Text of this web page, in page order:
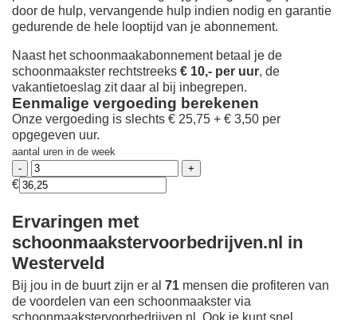
door de hulp, vervangende hulp indien nodig en garantie
gedurende de hele looptijd van je abonnement.
Naast het schoonmaakabonnement betaal je de
schoonmaakster rechtstreeks € 10,- per uur, de
vakantietoeslag zit daar al bij inbegrepen.
Eenmalige vergoeding berekenen
Onze vergoeding is slechts € 25,75 + € 3,50 per
opgegeven uur.
aantal uren in de week
€
Ervaringen met
schoonmaakstervoorbedrijven.nl in
Westerveld
Bij jou in de buurt zijn er al 71 mensen die profiteren van
de voordelen van een schoonmaakster via